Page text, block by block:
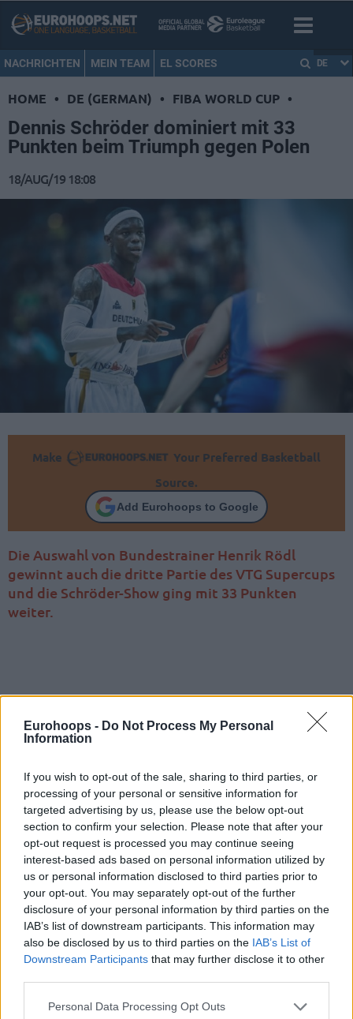
Eurohoops - Do Not Process My Personal
Information
If you wish to opt-out of the sale, sharing to third parties, or
processing of your personal or sensitive information for
targeted advertising by us, please use the below opt-out
section to confirm your selection. Please note that after your
opt-out request is processed you may continue seeing
interest-based ads based on personal information utilized by
us or personal information disclosed to third parties prior to
your opt-out. You may separately opt-out of the further
disclosure of your personal information by third parties on the
IAB’s list of downstream participants. This information may
also be disclosed by us to third parties on the IAB’s List of
Downstream Participants that may further disclose it to other
Please note that this website/app uses one or more Google
Personal Data Processing Opt Outs
NACHRICHTEN MEIN TEAM EL SCORES DE
HOME • DE (GERMAN) • FIBA WORLD CUP •
Dennis Schröder dominiert mit 33
Punkten beim Triumph gegen Polen
18/AUG/19 18:08
Make
Your Preferred Basketball
Source.
Add Eurohoops to Google
Die Auswahl von Bundestrainer Henrik Rödl
gewinnt auch die dritte Partie des VTG Supercups
und die Schröder-Show ging mit 33 Punkten
weiter.